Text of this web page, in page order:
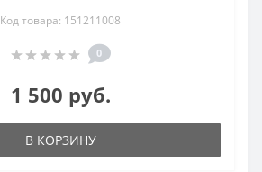
Код товара: 151211008
0
1 500 руб.
В КОРЗИНУ